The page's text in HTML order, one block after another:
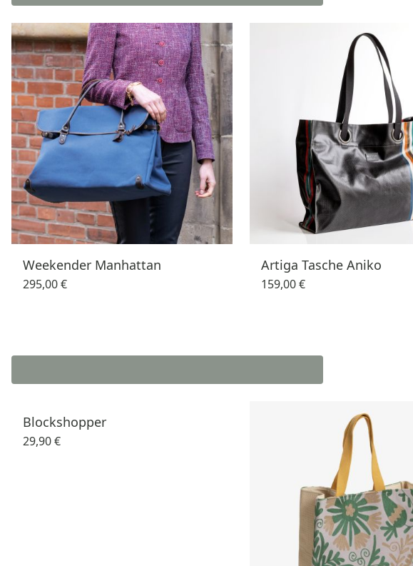
Weekender Manhattan
295,00 €
Artiga Tasche Aniko
159,00 €
Blockshopper
29,90 €